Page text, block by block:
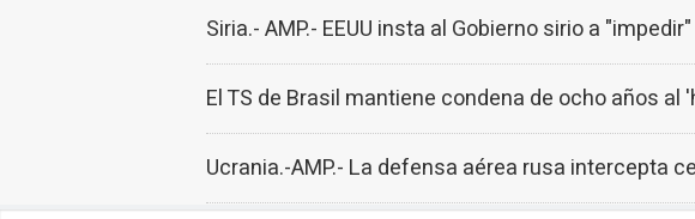
Siria.- AMP.- EEUU insta al Gobierno sirio a
El TS de Brasil mantiene condena de ocho años
Ucrania.-AMP.- La defensa aérea rusa intercepta